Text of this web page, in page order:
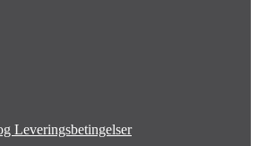
Leveringsbetingelser